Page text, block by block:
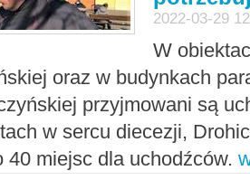
2022-03-29
W
oraz w budynkach
przyjmowani są
w sercu diecezji,
40 miejsc dla uchodźców.